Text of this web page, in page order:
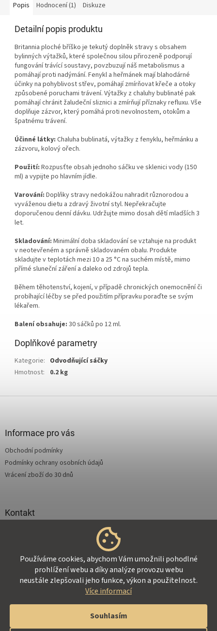
Používáme cookies, abychom Vám umožnili pohodlné
prohlížení webu a díky analýze provozu webu
neustále zlepšovali jeho funkce, výkon a použitelnost.
Více informací
Souhlasím
Popis Hodnocení (1) Diskuze
Detailní popis produktu
Britannia ploché bříško je tekutý doplněk stravy s obsahem
bylinných výtažků, které společnou silou přirozeně podporují
fungování trávící soustavy, povzbuzují náš metabolismus a
pomáhají proti nadýmání. Fenykl a heřmánek mají blahodárné
účinky na pohyblivost střev, pomáhají zmírňovat křeče a otoky
způsobené poruchami trávení. Výtažky z chaluhy bublinaté pak
pomáhají chránit žaludeční sliznici a zmírňují příznaky refluxu. Vše
doplňuje zázvor, který pomáhá proti nevolnostem, otokům a
špatnému trávení.
Účinné látky: Chaluha bublinatá, výtažky z fenyklu, heřmánku a
zázvoru, kolový ořech.
Použití: Rozpusťte obsah jednoho sáčku ve sklenici vody (150
ml) a vypijte po hlavním jídle.
Varování: Doplňky stravy nedokážou nahradit různorodou a
vyváženou dietu a zdravý životní styl. Nepřekračujte
doporučenou denní dávku. Udržujte mimo dosah dětí mladších 3
let.
Skladování: Minimální doba skladování se vztahuje na produkt
v neotevřeném a správně skladovaném obalu. Produkte
skladujte v teplotách mezi 10 a 25 °C na suchém místě, mimo
přímé sluneční záření a daleko od zdrojů tepla.
Během těhotenství, kojení, v případě chronických onemocnění či
probíhající léčby se před použitím přípravku poraďte se svým
lékařem.
Balení obsahuje: 30 sáčků po 12 ml.
Doplňkové parametry
Kategorie: Odvodňující sáčky
Hmotnost: 0.2 kg
Informace pro vás
Obchodní podmínky
Podmínky ochrany osobních údajů
Vrácení zboží do 30 dnů
Kontakt
Vytvořil Shoptet